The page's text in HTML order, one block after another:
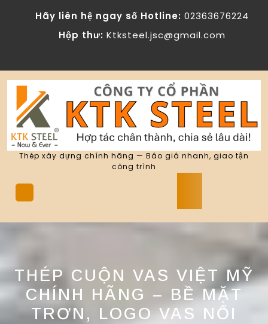
Hãy liên hệ ngay số Hotline: 02363676224
Hộp thư: Ktksteel.jsc@gmail.com
Thép xây dựng chính hãng — Báo giá nhanh, giao tận
công trình
THÉP CUỘN VAS VIỆT MỸ
CHÍNH HÃNG – BỀ MẶT
TRƠN, LOGO VAS NỔI